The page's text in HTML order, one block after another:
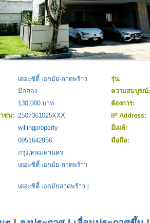
เดอะซิตี้ เอกมัย-ลาดพร้าว รุ่น:
มือสอง ความสมบูรณ์:
130,000 บาท ต้องการ:
ชน:
2507361025XXX IP Address:
willingproperty
อีเมล์:
0951642956 มือถือ:
กรุงเทพมหานคร
เดอะซิตี้ เอกมัย-ลาดพร้าว
เดอะซิตี้ เอกมัยลาดพร้าว